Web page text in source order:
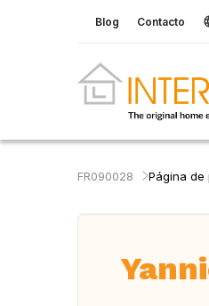
Blog Contacto
FR090028 Página de